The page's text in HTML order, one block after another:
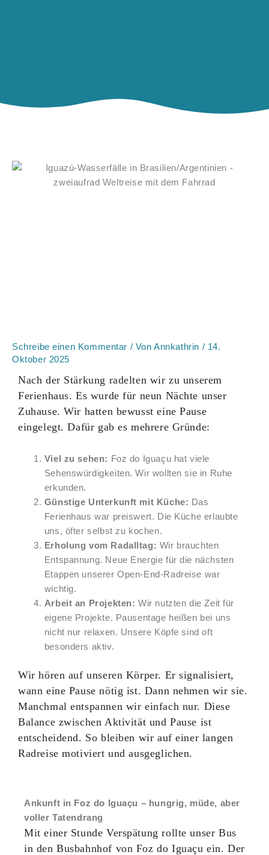
Schreibe einen Kommentar / VonAnnkathrin / 14.
Oktober 2025
Nach der Stärkung radelten wir zu unserem
Ferienhaus. Es wurde für neun Nächte unser
Zuhause. Wir hatten bewusst eine Pause
eingelegt. Dafür gab es mehrere Gründe:
Viel zu sehen: Foz do Iguaçu hat viele
Sehenswürdigkeiten. Wir wollten sie in Ruhe
erkunden.
Günstige Unterkunft mit Küche: Das
Ferienhaus war preiswert. Die Küche erlaubte
uns, öfter selbst zu kochen.
Erholung vom Radalltag: Wir brauchten
Entspannung. Neue Energie für die nächsten
Etappen unserer Open-End-Radreise war
wichtig.
Arbeit an Projekten: Wir nutzten die Zeit für
eigene Projekte. Pausentage heißen bei uns
nicht nur relaxen. Unsere Köpfe sind oft
besonders aktiv.
Wir hören auf unseren Körper. Er signalisiert,
wann eine Pause nötig ist. Dann nehmen wir sie.
Manchmal entspannen wir einfach nur. Diese
Balance zwischen Aktivität und Pause ist
entscheidend. So bleiben wir auf einer langen
Radreise motiviert und ausgeglichen.
Ankunft in Foz do Iguaçu – hungrig, müde, aber
voller Tatendrang
Mit einer Stunde Verspätung rollte unser Bus
in den Busbahnhof von Foz do Iguaçu ein. Der